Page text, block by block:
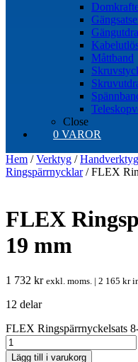
Måttband
Close
0 VAROR
Hem /Verktyg /Handverktyg
Ringspärrnycklar/ FLEX
FLEX
19 mm
1 732 kr exkl. moms. | 2 165 kr
12 delar
FLEX Ringspärrnyckelsats
Lägg till i varukorg